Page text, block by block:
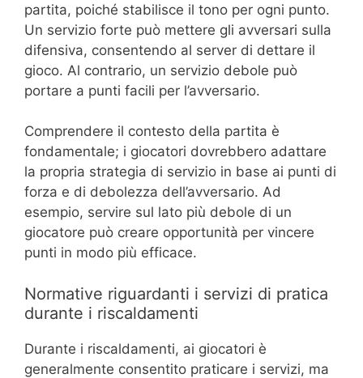
partita, poiché stabilisce il tono per ogni punto.
Un servizio forte può mettere gli avversari sulla
difensiva, consentendo al server di dettare il
gioco. Al contrario, un servizio debole può
portare a punti facili per l’avversario.
Comprendere il contesto della partita è
fondamentale; i giocatori dovrebbero adattare
la propria strategia di servizio in base ai punti di
forza e di debolezza dell’avversario. Ad
esempio, servire sul lato più debole di un
giocatore può creare opportunità per vincere
punti in modo più efficace.
Normative riguardanti i servizi di pratica
durante i riscaldamenti
Durante i riscaldamenti, ai giocatori è
generalmente consentito praticare i servizi, ma